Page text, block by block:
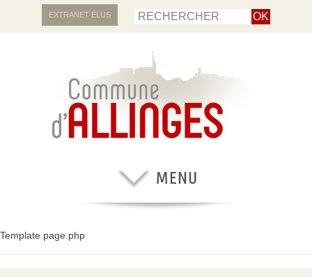
EXTRANET ÉLUS
Template page.php